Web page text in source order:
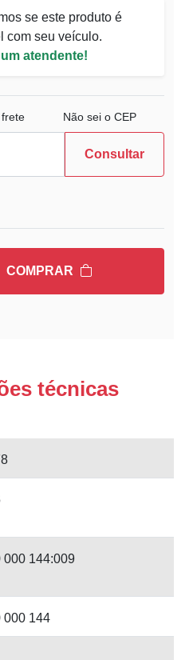
se este produto é
com seu veículo.
atendente!
Não sei o CEP
Consultar
COMPRAR
técnicas
000 144:009
000 144